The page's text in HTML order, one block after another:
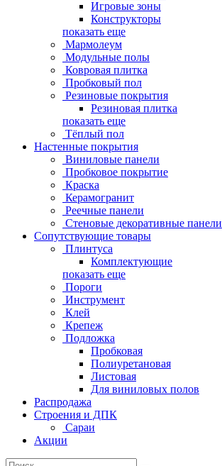
Игровые зоны
Конструкторы
показать еще
Мармолеум
Модульные полы
Ковровая плитка
Пробковый пол
Резиновые покрытия
Резиновая плитка
показать еще
Тёплый пол
Настенные покрытия
Виниловые панели
Пробковое покрытие
Краска
Керамогранит
Реечные панели
Стеновые декоративные панели
Сопутствующие товары
Плинтуса
Комплектующие
показать еще
Пороги
Инструмент
Клей
Крепеж
Подложка
Пробковая
Полиуретановая
Листовая
Для виниловых полов
Распродажа
Строения и ДПК
Сараи
Акции